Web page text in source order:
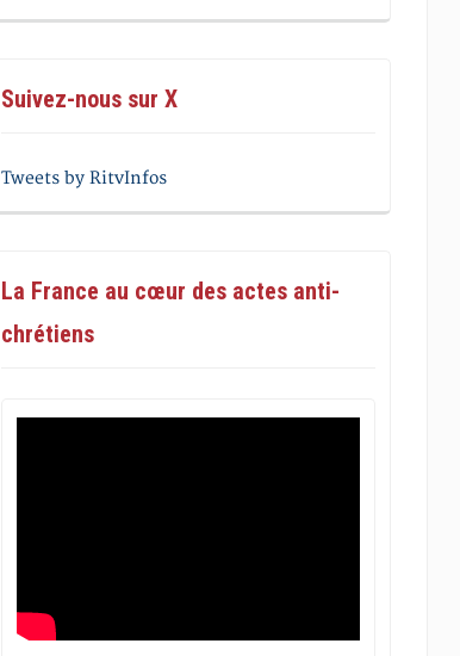
Suivez-nous sur X
Tweets by RitvInfos
La France au cœur des actes anti-
chrétiens